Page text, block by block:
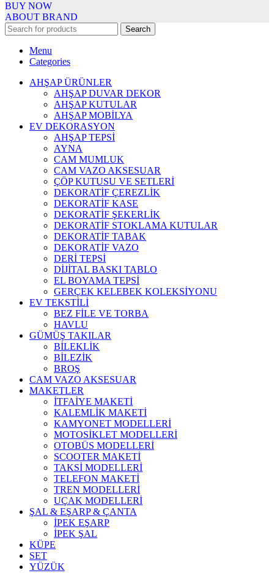
BUY NOW
ABOUT BRAND
Search
Menu
Categories
AHŞAP ÜRÜNLER
AHŞAP DUVAR DEKOR
AHŞAP KUTULAR
AHŞAP MOBİLYA
EV DEKORASYON
AHŞAP TEPSİ
AYNA
CAM MUMLUK
CAM VAZO AKSESUAR
ÇÖP KUTUSU VE SETLERİ
DEKORATİF ÇEREZLİK
DEKORATİF KASE
DEKORATİF ŞEKERLİK
DEKORATİF STOKLAMA KUTULAR
DEKORATİF TABAK
DEKORATİF VAZO
DERİ TEPSİ
DİJİTAL BASKI TABLO
EL BOYAMA TEPSİ
GERÇEK KELEBEK KOLEKSİYONU
EV TEKSTİLİ
BEZ FİLE VE TORBA
HAVLU
GÜMÜŞ TAKILAR
BİLEKLİK
BİLEZİK
BROŞ
CAM VAZO AKSESUAR
MAKETLER
İTFAİYE MAKETİ
KALEMLİK MAKETİ
KAMYONET MODELLERİ
MOTOSİKLET MODELLERİ
OTOBÜS MODELLERİ
SCOOTER MAKETİ
TAKSİ MODELLERİ
TELEFON MAKETİ
TREN MODELLERİ
UÇAK MODELLERİ
ŞAL & EŞARP & ÇANTA
İPEK EŞARP
İPEK ŞAL
KÜPE
SET
YÜZÜK